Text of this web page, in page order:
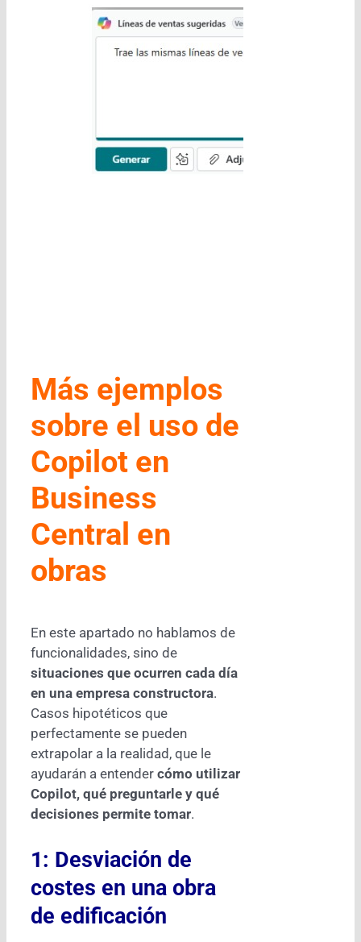
Más ejemplos
sobre el uso de
Copilot en
Business
Central en
obras
En este apartado no hablamos de
funcionalidades, sino de
situaciones que ocurren cada día
en una empresa constructora.
Casos hipotéticos que
perfectamente se pueden
extrapolar a la realidad, que le
ayudarán a entender cómo utilizar
Copilot, qué preguntarle y qué
decisiones permite tomar.
1: Desviación de
costes en una obra
de edificación